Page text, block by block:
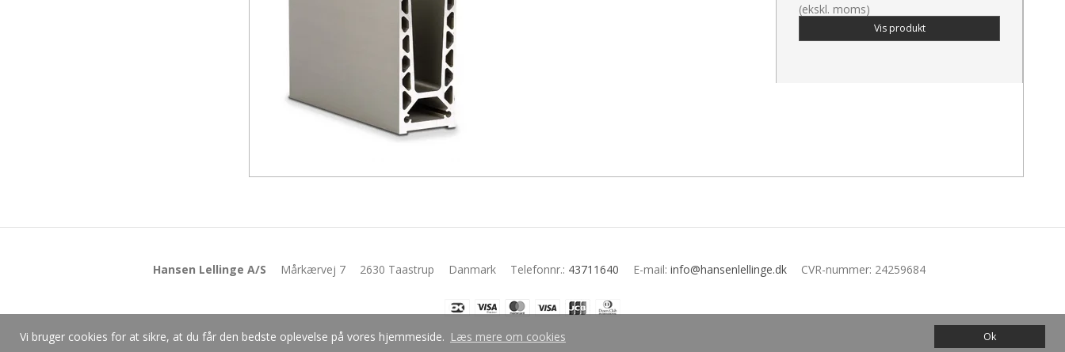
Vi bruger cookies for at sikre, at du får den bedste oplevelse på vores hjemmeside. Læs mere om cookies Ok
(ekskl. moms)
Vis produkt
Hansen Lellinge A/S Mårkærvej 7 2630 Taastrup Danmark Telefonnr.: 43711640 E-mail: info@hansenlellinge.dk CVR-nummer: 24259684